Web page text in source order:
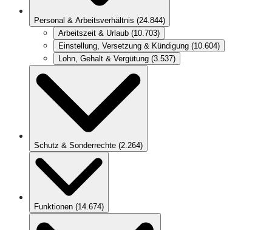
Personal & Arbeitsverhältnis (24.844)
Arbeitszeit & Urlaub (10.703)
Einstellung, Versetzung & Kündigung (10.604)
Lohn, Gehalt & Vergütung (3.537)
Schutz & Sonderrechte (2.264)
Funktionen (14.674)